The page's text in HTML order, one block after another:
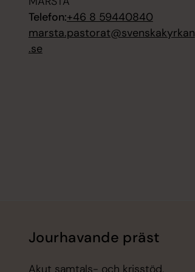
Telefon:+46 8 59440840
marsta.pastorat@svenskakyrkan
.se
Jourhavande präst
Akut samtals- och krisstöd.